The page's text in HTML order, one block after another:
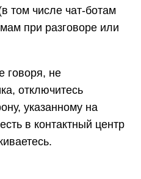
том числе чат-ботам
при разговоре или
говоря, не
отключитесь
указанному на
в контактный центр